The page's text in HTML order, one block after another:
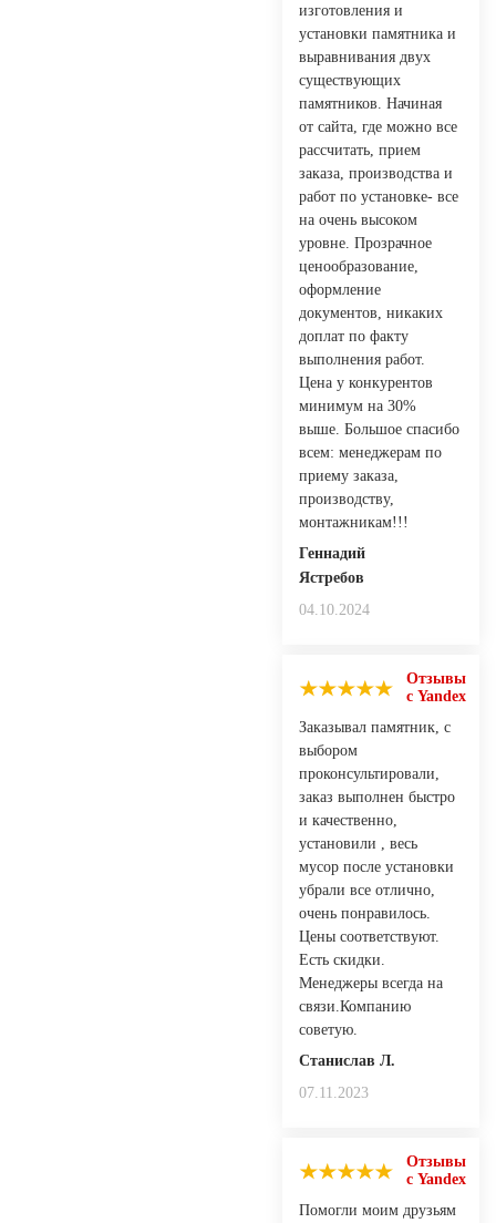
изготовления и
установки памятника и
выравнивания двух
существующих
памятников. Начиная
от сайта, где можно все
рассчитать, прием
заказа, производства и
работ по установке- все
на очень высоком
уровне. Прозрачное
ценообразование,
оформление
документов, никаких
доплат по факту
выполнения работ.
Цена у конкурентов
минимум на 30%
выше. Большое спасибо
всем: менеджерам по
приему заказа,
производству,
монтажникам!!!
Геннадий
Ястребов
04.10.2024
Отзывы
с Yandex
Заказывал памятник, с
выбором
проконсультировали,
заказ выполнен быстро
и качественно,
установили , весь
мусор после установки
убрали все отлично,
очень понравилось.
Цены соответствуют.
Есть скидки.
Менеджеры всегда на
связи.Компанию
советую.
Станислав Л.
07.11.2023
Отзывы
с Yandex
Помогли моим друзьям